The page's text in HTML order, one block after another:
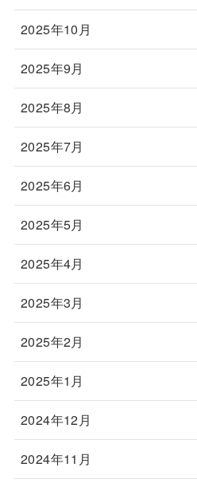
2025年10月
2025年9月
2025年8月
2025年7月
2025年6月
2025年5月
2025年4月
2025年3月
2025年2月
2025年1月
2024年12月
2024年11月